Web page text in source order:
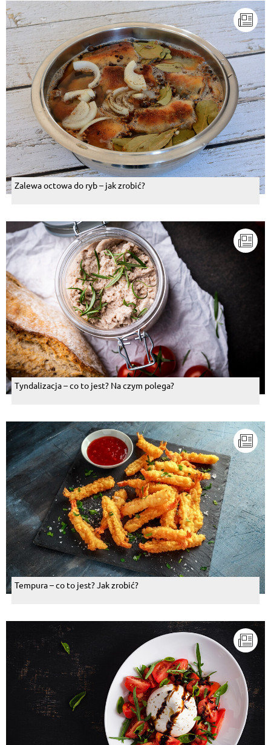
Zalewa octowa do ryb – jak zrobić?
Tyndalizacja – co to jest? Na czym polega?
Tempura – co to jest? Jak zrobić?